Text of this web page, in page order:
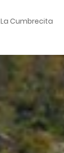
La Cumbrecita